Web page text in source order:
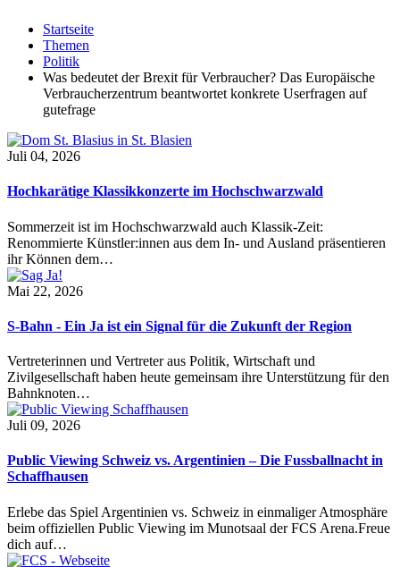
Startseite
Themen
Politik
Was bedeutet der Brexit für Verbraucher? Das Europäische
Verbraucherzentrum beantwortet konkrete Userfragen auf
gutefrage
Juli 04, 2026
Hochkarätige Klassikkonzerte im Hochschwarzwald
Sommerzeit ist im Hochschwarzwald auch Klassik-Zeit:
Renommierte Künstler:innen aus dem In- und Ausland präsentieren
ihr Können dem…
Mai 22, 2026
S-Bahn - Ein Ja ist ein Signal für die Zukunft der Region
Vertreterinnen und Vertreter aus Politik, Wirtschaft und
Zivilgesellschaft haben heute gemeinsam ihre Unterstützung für den
Bahnknoten…
Juli 09, 2026
Public Viewing Schweiz vs. Argentinien – Die Fussballnacht in
Schaffhausen
Erlebe das Spiel Argentinien vs. Schweiz in einmaliger Atmosphäre
beim offiziellen Public Viewing im Munotsaal der FCS Arena.Freue
dich auf…